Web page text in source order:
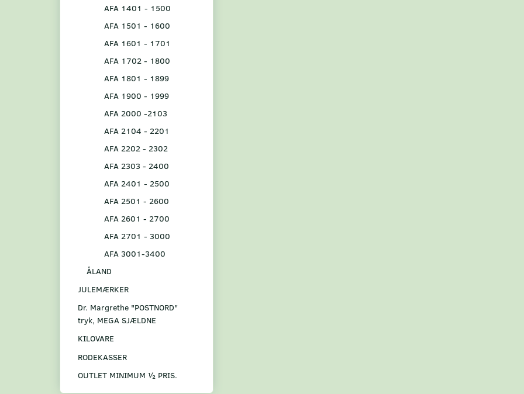
AFA 1401 - 1500
AFA 1501 - 1600
AFA 1601 - 1701
AFA 1702 - 1800
AFA 1801 - 1899
AFA 1900 - 1999
AFA 2000 -2103
AFA 2104 - 2201
AFA 2202 - 2302
AFA 2303 - 2400
AFA 2401 - 2500
AFA 2501 - 2600
AFA 2601 - 2700
AFA 2701 - 3000
AFA 3001-3400
ÅLAND
JULEMÆRKER
Dr. Margrethe "POSTNORD"
tryk, MEGA SJÆLDNE
KILOVARE
RODEKASSER
OUTLET MINIMUM ½ PRIS.